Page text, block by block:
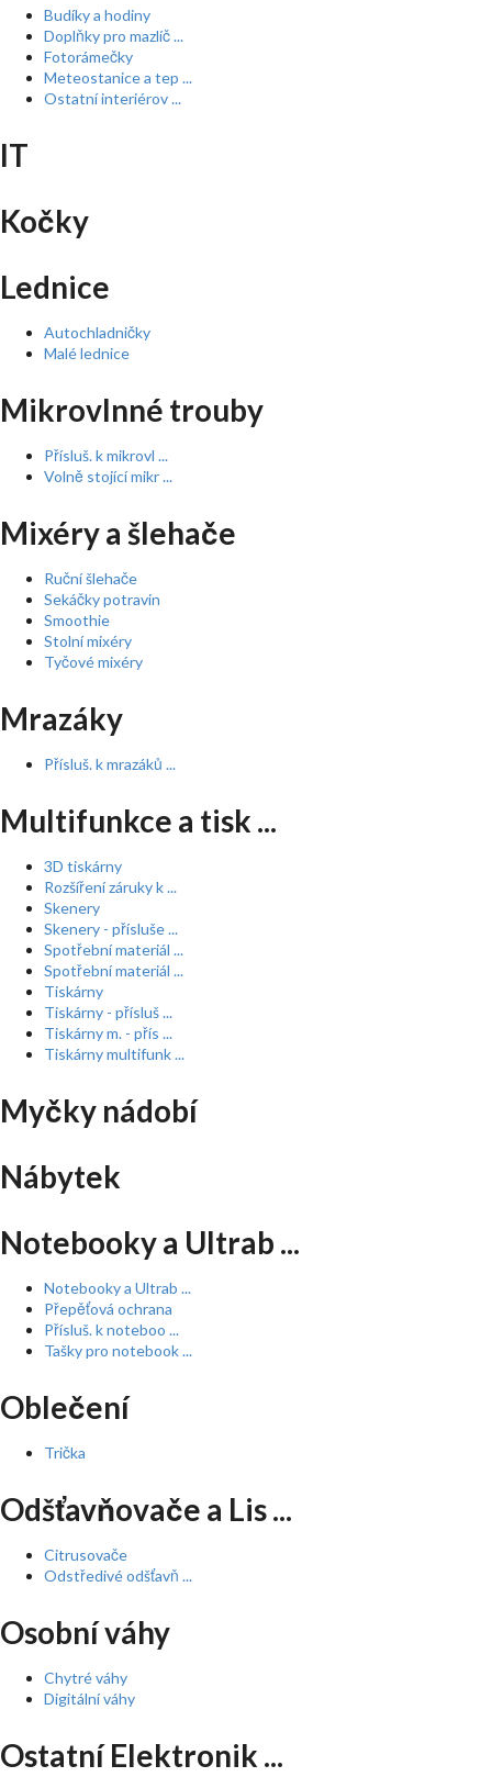
Budíky a hodiny
Doplňky pro mazlíč ...
Fotorámečky
Meteostanice a tep ...
Ostatní interiérov ...
IT
Kočky
Lednice
Autochladničky
Malé lednice
Mikrovlnné trouby
Přísluš. k mikrovl ...
Volně stojící mikr ...
Mixéry a šlehače
Ruční šlehače
Sekáčky potravin
Smoothie
Stolní mixéry
Tyčové mixéry
Mrazáky
Přísluš. k mrazáků ...
Multifunkce a tisk ...
3D tiskárny
Rozšíření záruky k ...
Skenery
Skenery - přísluše ...
Spotřební materiál ...
Spotřební materiál ...
Tiskárny
Tiskárny - přísluš ...
Tiskárny m. - přís ...
Tiskárny multifunk ...
Myčky nádobí
Nábytek
Notebooky a Ultrab ...
Notebooky a Ultrab ...
Přepěťová ochrana
Přísluš. k noteboo ...
Tašky pro notebook ...
Oblečení
Trička
Odšťavňovače a Lis ...
Citrusovače
Odstředivé odšťavň ...
Osobní váhy
Chytré váhy
Digitální váhy
Ostatní Elektronik ...